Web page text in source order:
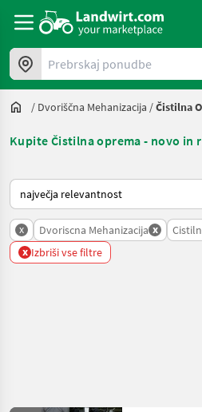
Prebrskaj ponudbe
/ Dvoriščna Mehanizacija /Čistilna
Kupite Čistilna oprema - novo in
Tako je razvrščeno na Landwirt.com
x Dvoriscna Mehanizacija x
x Izbriši vse filtre